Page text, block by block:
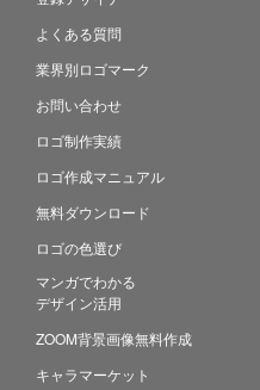
よくある質問
業界別ロゴマーク
お問い合わせ
ロゴ制作実績
ロゴ作成マニュアル
無料ダウンロード
ロゴの色選び
マンガでわかる
デザイン活用
ZOOM背景画像無料作成
キャラマーケット